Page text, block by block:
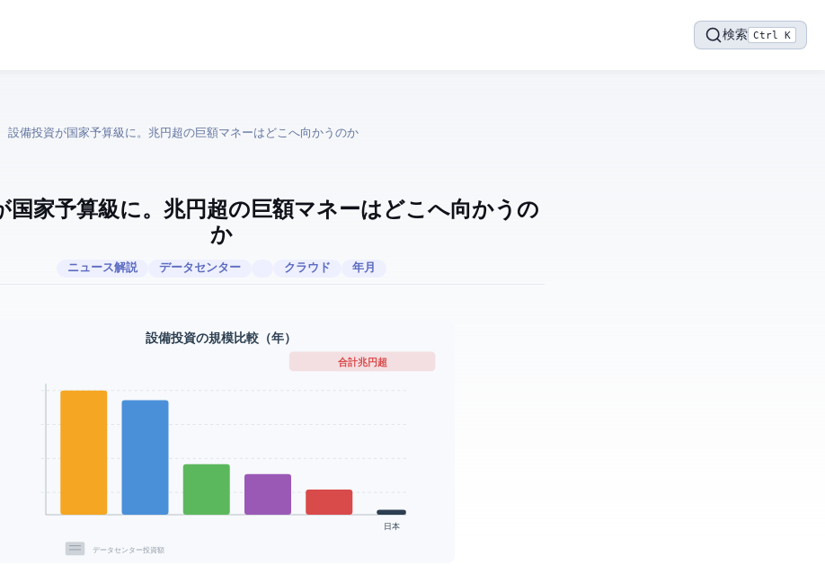
検索 Ctrl K
AI設備投資が国家予算級に。60兆円超の巨額マネーはどこへ向かうのか
国家予算級に。60兆円超の巨額マネーはどこへ向かうの
か
ITニュース解説 データセンター クラウド 2026年2月
AI設備投資の規模比較（2026年）
合計 90兆円超
日本
GPU/データセンター投資額